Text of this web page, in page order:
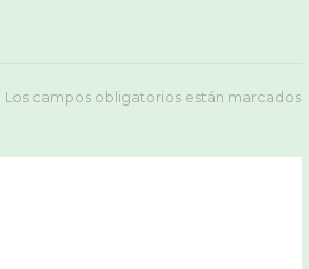
Los campos obligatorios están marcados